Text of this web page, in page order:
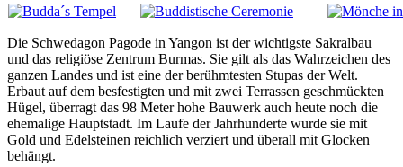
Die Schwedagon Pagode in Yangon ist der wichtigste Sakralbau
und das religiöse Zentrum Burmas. Sie gilt als das Wahrzeichen des
ganzen Landes und ist eine der berühmtesten Stupas der Welt.
Erbaut auf dem besfestigten und mit zwei Terrassen geschmückten
Hügel, überragt das 98 Meter hohe Bauwerk auch heute noch die
ehemalige Hauptstadt. Im Laufe der Jahrhunderte wurde sie mit
Gold und Edelsteinen reichlich verziert und überall mit Glocken
behängt.